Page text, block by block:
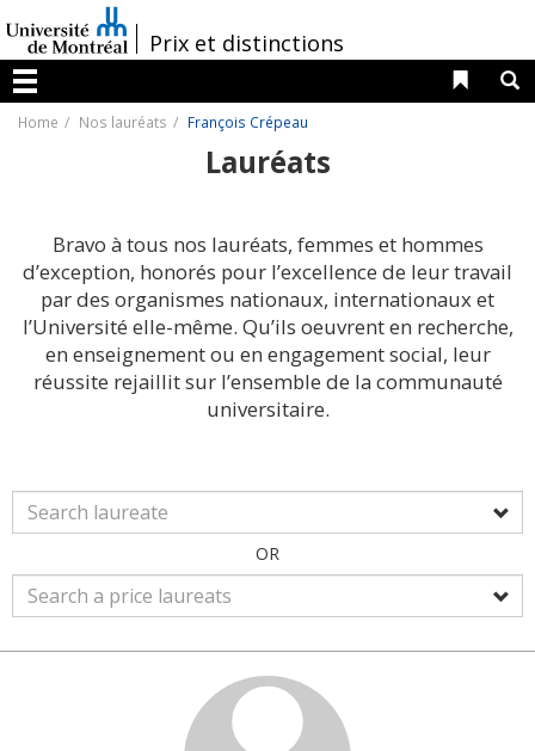
au
contenu
/Prix et distinctions
Menu
Liens
Home Nos lauréats François Crépeau
Lauréats
Bravo à tous nos lauréats, femmes et hommes
d’exception, honorés pour l’excellence de leur travail
par des organismes nationaux, internationaux et
l’Université elle-même. Qu’ils oeuvrent en recherche,
en enseignement ou en engagement social, leur
réussite rejaillit sur l’ensemble de la communauté
universitaire.
OR